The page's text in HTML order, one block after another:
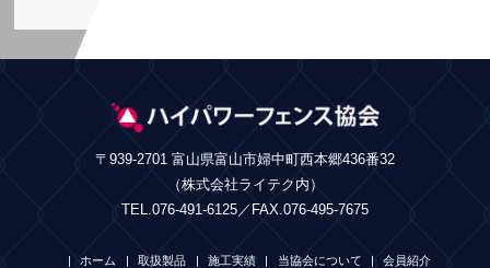
〒939-2701 富山県富山市婦中町西本郷436番32
（株式会社ライテク内）
TEL.076-491-6125／FAX.076-495-7675
ホーム 取扱製品 施工実績 当協会について
会員紹介